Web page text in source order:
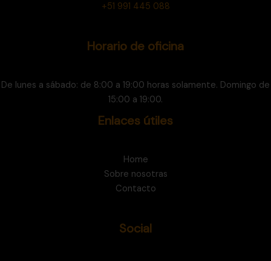
+51 991 445 088
Horario de oficina
De lunes a sábado: de 8:00 a 19:00 horas solamente. Domingo de
15:00 a 19:00.
Enlaces útiles
Home
Sobre nosotras
Contacto
Social